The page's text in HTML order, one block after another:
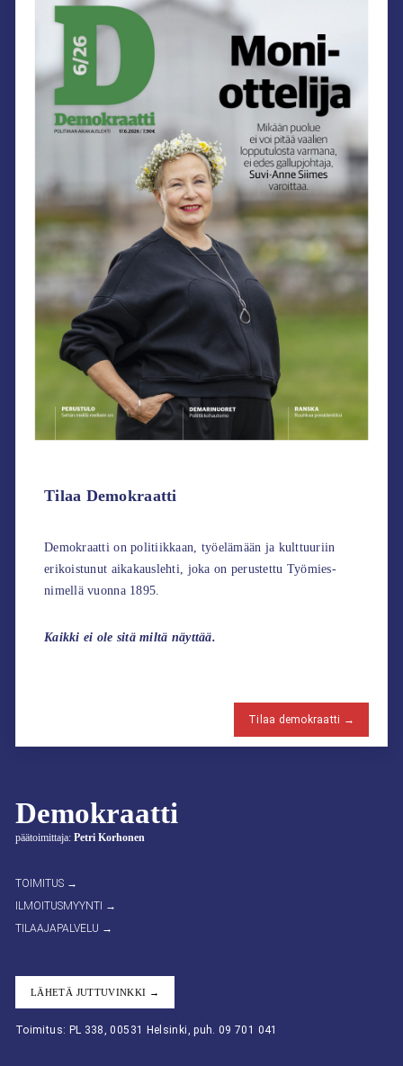
Demokraatti
päätoimittaja: Petri Korhonen
TOIMITUS →
ILMOITUSMYYNTI →
TILAAJAPALVELU →
LÄHETÄ JUTTUVINKKI →
Toimitus: PL 338, 00531 Helsinki, puh. 09 701 041
Tilaa Demokraatti
Demokraatti on politiikkaan, työelämään ja kulttuuriin
erikoistunut aikakauslehti, joka on perustettu Työmies-
nimellä vuonna 1895.
Kaikki ei ole sitä miltä näyttää.
Tilaa demokraatti →